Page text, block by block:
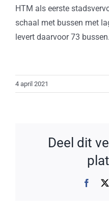
HTM als eerste
schaal met bussen met
levert daarvoor 73 bussen.
4 april 2021
Deel dit